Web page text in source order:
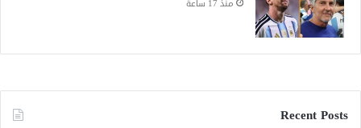
منذ 17 ساعة
Recent Posts